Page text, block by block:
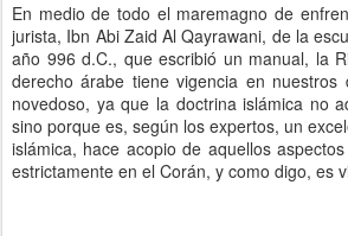
En medio de todo el maremagno de
jurista, Ibn Abi Zaid Al Qayrawani, de la
año 996 d.C., que escribió un manual, la
derecho árabe tiene vigencia en
novedoso, ya que la doctrina islámica no
sino porque es, según los expertos, un
islámica, hace acopio de aquellos
estrictamente en el Corán, y como digo, es